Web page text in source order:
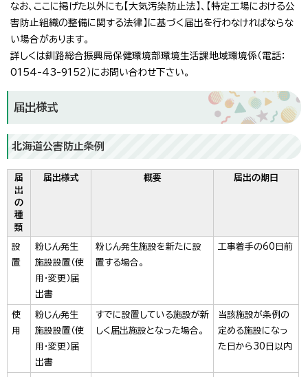
なお、ここに掲げた以外にも【大気汚染防止法】、【特定工場における公
害防止組織の整備に関する法律】に基づく届出を行わなければならな
い場合があります。
詳しくは釧路総合振興局保健環境部環境生活課地域環境係（電話：
0154-43-9152）にお問い合わせ下さい。
届出様式
北海道公害防止条例
届
出
の
種
類
届出様式 概要 届出の期日
設
置
粉じん発生
施設設置（使
用・変更）届
出書
粉じん発生施設を新たに設
置する場合。
工事着手の60日前
使
用
粉じん発生
施設設置（使
用・変更）届
出書
すでに設置している施設が新
しく届出施設となった場合。
当該施設が条例の
定める施設になっ
た日から30日以内